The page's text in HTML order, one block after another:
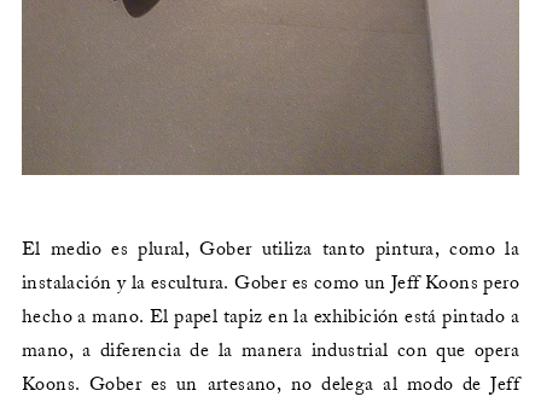
El medio es plural, Gober utiliza tanto pintura, como la
instalación y la escultura. Gober es como un Jeff Koons pero
hecho a mano. El papel tapiz en la exhibición está pintado a
mano, a diferencia de la manera industrial con que opera
Koons. Gober es un artesano, no delega al modo de Jeff